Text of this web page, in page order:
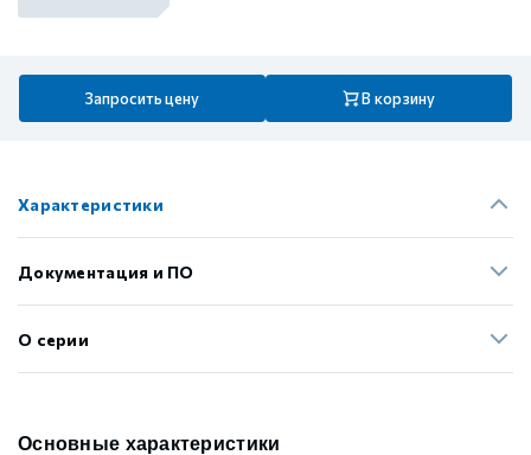
Запросить цену В корзину
Характеристики
Документация и ПО
О серии
Основные характеристики